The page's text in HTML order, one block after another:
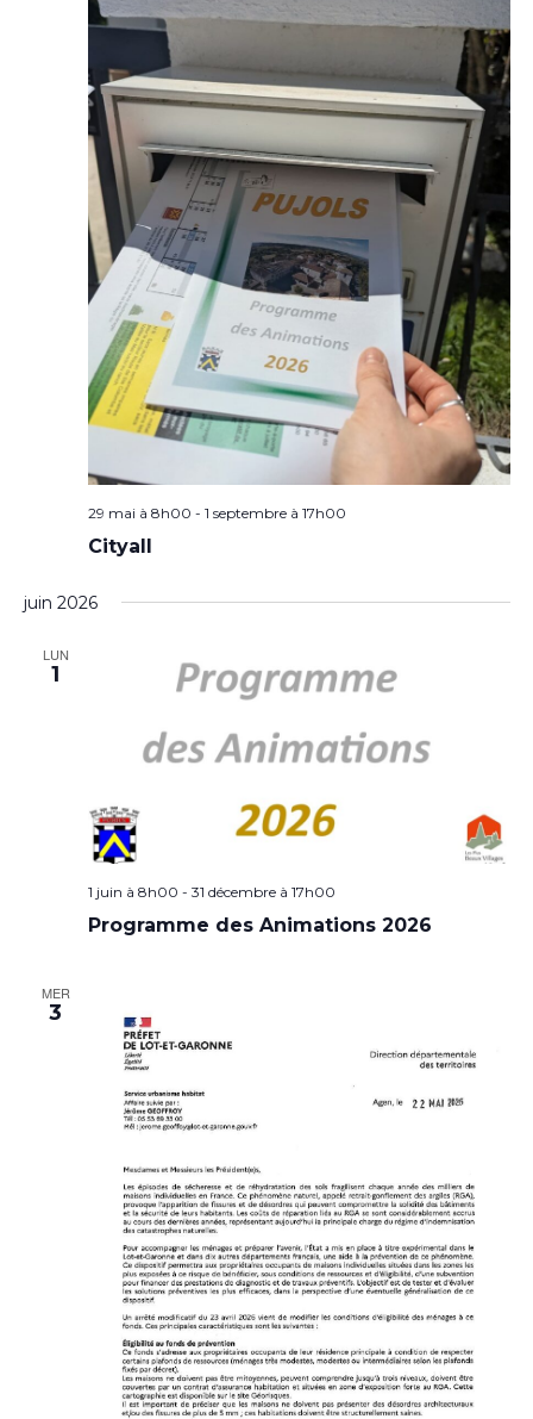
29 mai à 8h00 - 1 septembre à 17h00
Cityall
juin 2026
LUN
1
1 juin à 8h00 - 31 décembre à 17h00
Programme des Animations 2026
MER
3